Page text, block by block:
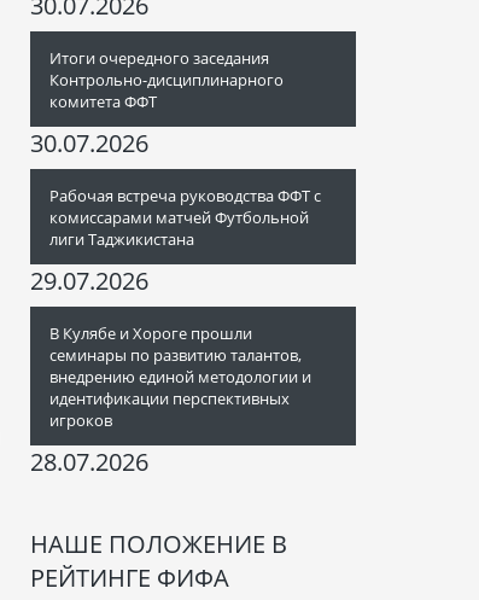
Итоги очередного заседания
Контрольно-дисциплинарного
комитета ФФТ
30.07.2026
Рабочая встреча руководства ФФТ с
комиссарами матчей Футбольной
лиги Таджикистана
29.07.2026
В Кулябе и Хороге прошли
семинары по развитию талантов,
внедрению единой методологии и
идентификации перспективных
игроков
28.07.2026
НАШЕ ПОЛОЖЕНИЕ В
РЕЙТИНГЕ ФИФА